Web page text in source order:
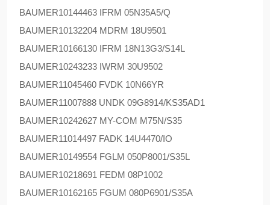
BAUMER10144463 IFRM 05N35A5/Q
BAUMER10132204 MDRM 18U9501
BAUMER10166130 IFRM 18N13G3/S14L
BAUMER10243233 IWRM 30U9502
BAUMER11045460 FVDK 10N66YR
BAUMER11007888 UNDK 09G8914/KS35AD1
BAUMER10242627 MY-COM M75N/S35
BAUMER11014497 FADK 14U4470/IO
BAUMER10149554 FGLM 050P8001/S35L
BAUMER10218691 FEDM 08P1002
BAUMER10162165 FGUM 080P6901/S35A